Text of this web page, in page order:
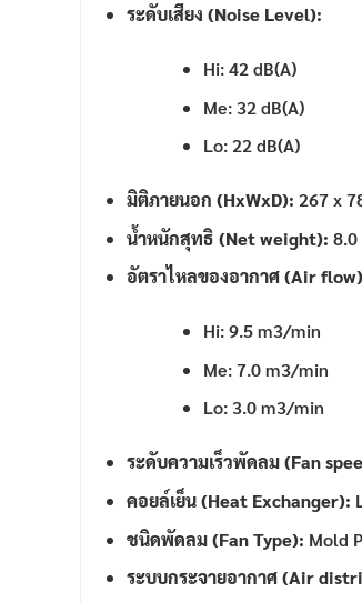
ระดับเสียง (Noise Level):
Hi: 42 dB(A)
Me: 32 dB(A)
Lo: 22 dB(A)
มิติภายนอก (HxWxD): 267 x
น้ำหนักสุทธิ (Net weight): 8.0
อัตราไหลของอากาศ (Air
Hi: 9.5 m3/min
Me: 7.0 m3/min
Lo: 3.0 m3/min
ระดับความเร็วพัดลม (Fan
คอยล์เย็น (Heat Exchanger):
ชนิดพัดลม (Fan Type): Mold
ระบบกระจายอากาศ (Air